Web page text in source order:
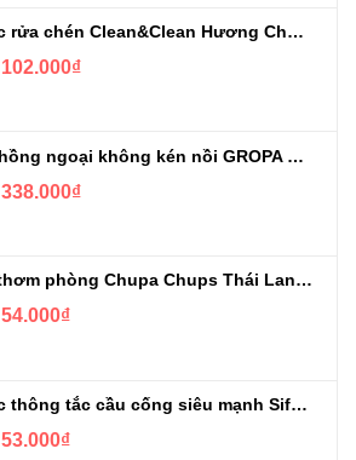
Nước rửa chén Clean&Clean Hương Chanh Can 5L
102.000₫
Bếp hồng ngoại không kén nồi GROPA G1-608
338.000₫
Sáp thơm phòng Chupa Chups Thái Lan 230g
54.000₫
Nước thông tắc cầu cống siêu mạnh Sifa 1.4kg
53.000₫